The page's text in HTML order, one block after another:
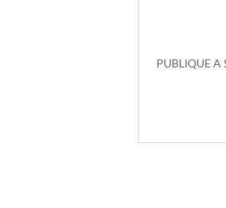
PUBLIQUE A